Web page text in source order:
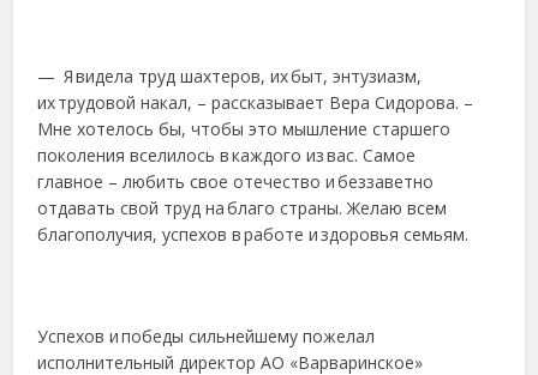
— Я видела труд шахтеров, их быт, энтузиазм,
их трудовой накал, – рассказывает Вера Сидорова. –
Мне хотелось бы, чтобы это мышление старшего
поколения вселилось в каждого из вас. Самое
главное – любить свое отечество и беззаветно
отдавать свой труд на благо страны. Желаю всем
благополучия, успехов в работе и здоровья семьям.
Успехов и победы сильнейшему пожелал
исполнительный директор АО «Варваринское»